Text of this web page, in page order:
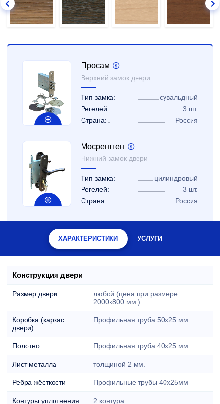
Просам
Верхний замок двери
Тип замка:
сувальдный
Регелей:
3 шт.
Страна:
Россия
Мосрентген
Нижний замок двери
Тип замка:
цилиндровый
Регелей:
3 шт.
Страна:
Россия
ХАРАКТЕРИСТИКИ УСЛУГИ
Конструкция двери
Размер двери
любой (цена при размере
2000x800 мм.)
Коробка (каркас
двери)
Профильная труба 50х25 мм.
Полотно Профильная труба 40х25 мм.
Лист металла толщиной 2 мм.
Ребра жёсткости Профильные трубы 40х25мм
Контуры уплотнения 2 контура